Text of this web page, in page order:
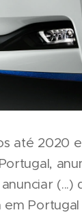
até 2020
(...)